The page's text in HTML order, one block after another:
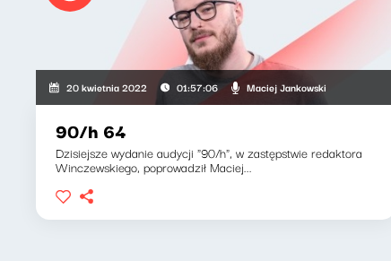
20 kwietnia 2022 01:57:06 Maciej Jankowski
90/h 64
Dzisiejsze wydanie audycji "90/h", w zastępstwie redaktora
Winczewskiego, poprowadził Maciej...